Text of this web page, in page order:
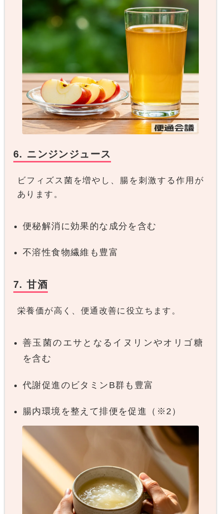
6. ニンジンジュース
ビフィズス菌を増やし、腸を刺激する作用が
あります。
便秘解消に効果的な成分を含む
不溶性食物繊維も豊富
7. 甘酒
栄養価が高く、便通改善に役立ちます。
善玉菌のエサとなるイヌリンやオリゴ糖
を含む
代謝促進のビタミンB群も豊富
腸内環境を整えて排便を促進（※2）